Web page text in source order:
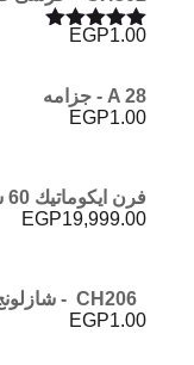
تم التقييم
EGP1.00
A 28 - جزامه
EGP1.00
فرن ايكوماتيك 60 سم غاز
EGP19,999.00
EGP1.00